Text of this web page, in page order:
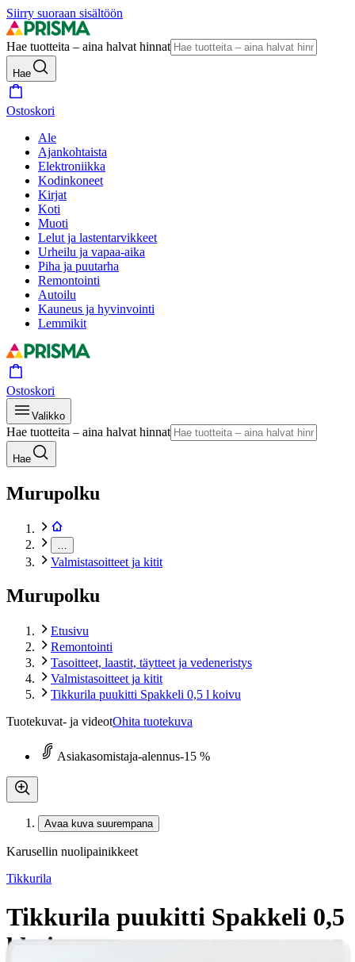
Siirry suoraan sisältöön
Hae tuotteita – aina halvat hinnat
Hae
Ostoskori
Ale
Ajankohtaista
Elektroniikka
Kodinkoneet
Kirjat
Koti
Muoti
Lelut ja lastentarvikkeet
Urheilu ja vapaa-aika
Piha ja puutarha
Remontointi
Autoilu
Kauneus ja hyvinvointi
Lemmikit
Ostoskori
Valikko
Hae tuotteita – aina halvat hinnat
Hae
Murupolku
Valmistasoitteet ja kitit
Murupolku
Etusivu
Remontointi
Tasoitteet, laastit, täytteet ja vedeneristys
Valmistasoitteet ja kitit
Tikkurila puukitti Spakkeli 0,5 l koivu
Tuotekuvat- ja videotOhita tuotekuva
Asiakasomistaja-alennus-15 %
Avaa kuva suurempana
Karusellin nuolipainikkeet
Tikkurila
Tikkurila puukitti Spakkeli 0,5
l koivu